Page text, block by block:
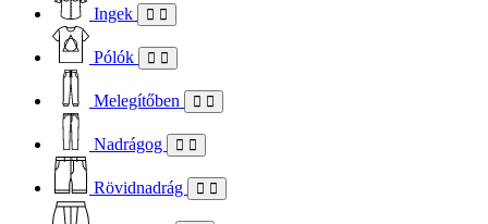
Ingek
Pólók
Melegítőben
Nadrágog
Rövidnadrág